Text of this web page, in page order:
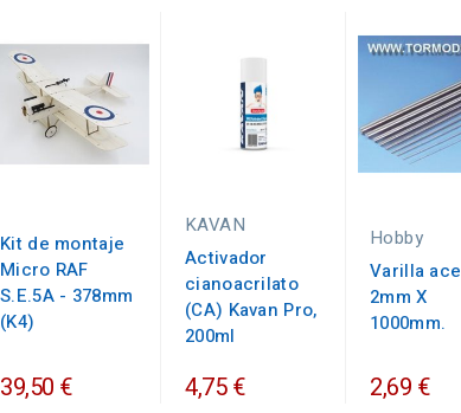
Kit de montaje
Micro RAF
S.E.5A - 378mm
(K4)
39,50 €
KAVAN
Activador
cianoacrilato
(CA) Kavan Pro,
200ml
4,75 €
Hobby
Varilla
2mm X
1000mm.
2,69 €